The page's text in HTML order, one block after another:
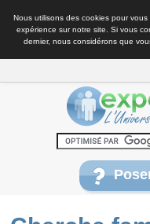
Nous utilisons des cookies pour vous
expérience sur notre site. Si vous
dernier, nous considérons que